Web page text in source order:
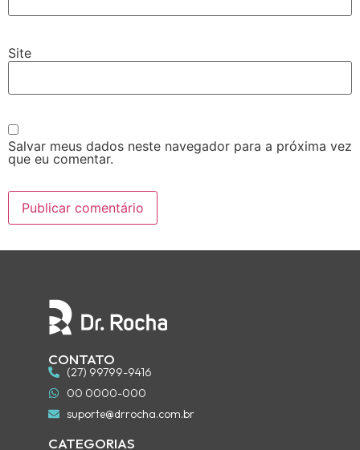
Site
Salvar meus dados neste navegador para a próxima vez
que eu comentar.
CONTATO
(27) 99799-9416
00 0000-000
suporte@drrocha.com.br
CATEGORIAS